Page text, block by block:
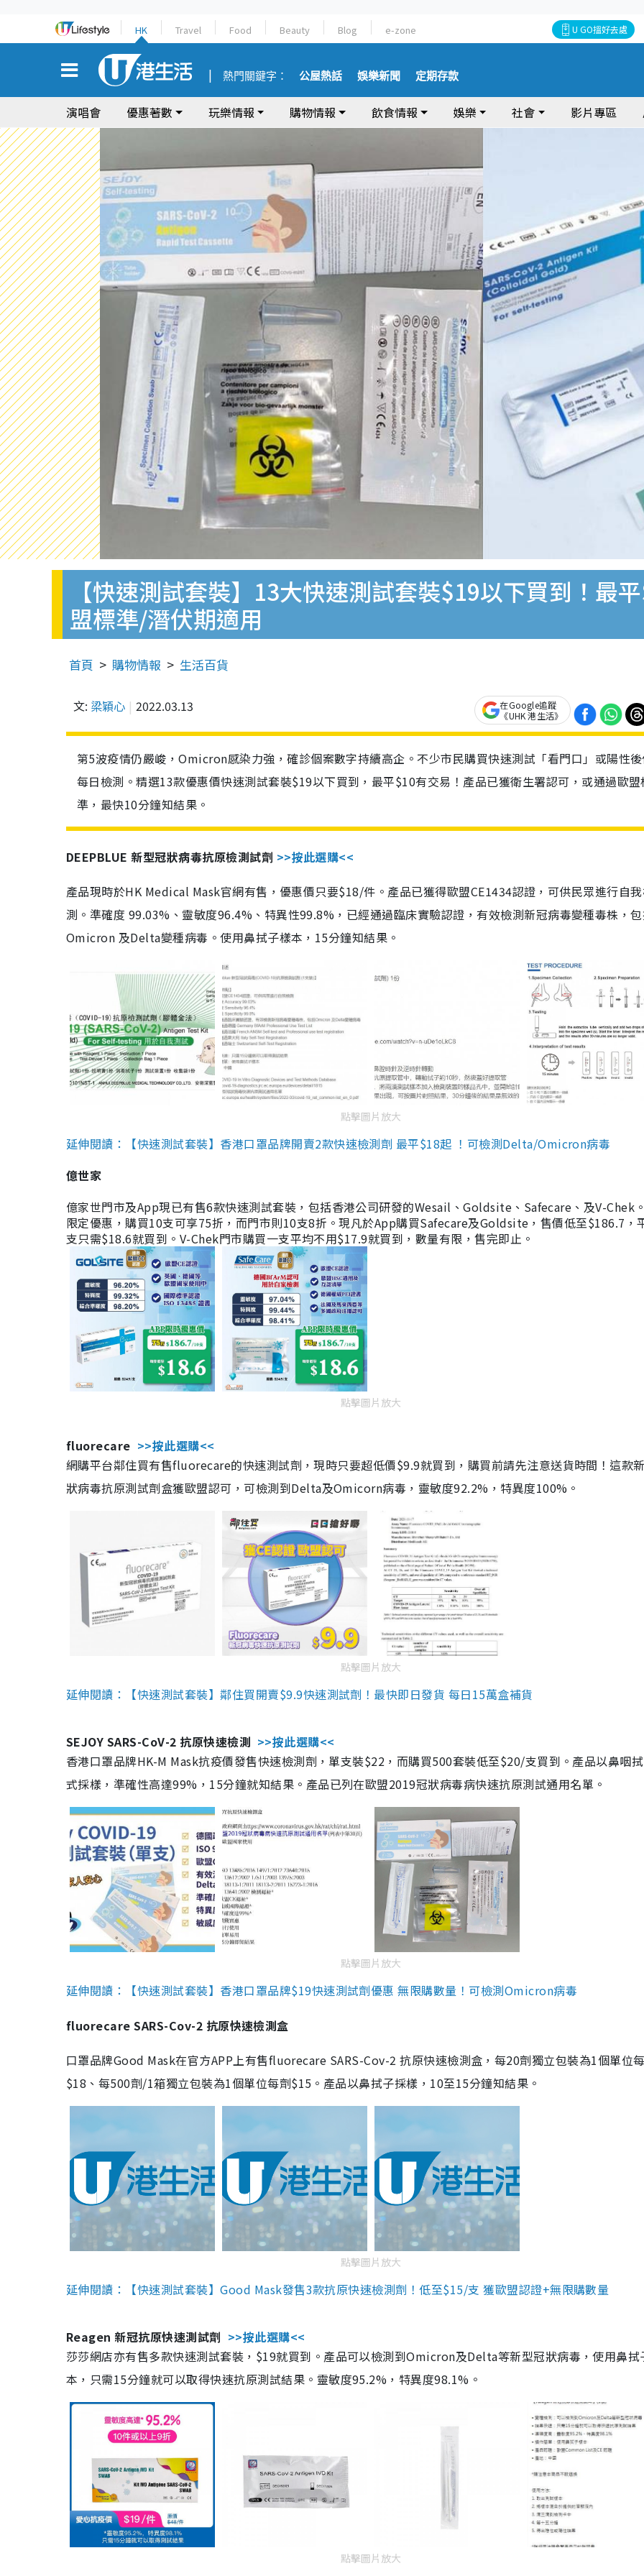
HK Travel Food Beauty Blog e-zone U GO搵好去處
熱門關鍵字： 公屋熱話 娛樂新聞 定期存款
演唱會 優惠著數 玩樂情報 購物情報 飲食情報 娛樂 社會 影片專區
【快速測試套裝】13大快速測試套裝$19以下買到！最
盟標準/潛伏期適用
首頁 購物情報 生活百貨
文: 梁穎心 2022.03.13
在Google追蹤
《UHK 港生活》
第5波疫情仍嚴峻，Omicron感染力強，確診個案數字持續高企。不少市民購買快速測試「看門口」或陽性
每日檢測。精選13款優惠價快速測試套裝$19以下買到，最平$10有交易！產品已獲衛生署認可，或通過歐盟
準，最快10分鐘知結果。
DEEPBLUE 新型冠狀病毒抗原檢測試劑 >>按此選購<<
產品現時於HK Medical Mask官網有售，優惠價只要$18/件。產品已獲得歐盟CE1434認證，可供民眾進行自
測。準確度 99.03%、靈敏度96.4%、特異性99.8%，已經通過臨床實驗認證，有效檢測新冠病毒變種毒株，
Omicron 及Delta變種病毒。使用鼻拭子樣本，15分鐘知結果。
點擊圖片放大
延伸閱讀：【快速測試套裝】香港口罩品牌開賣2款快速檢測劑 最平$18起 ！可檢測Delta/Omicron病毒
億世家
億家世門市及App現已有售6款快速測試套裝，包括香港公司研發的Wesail、Goldsite、Safecare、及V-Chek
限定優惠，購買10支可享75折，而門市則10支8折。現凡於App購買Safecare及Goldsite，售價低至$186.7，
支只需$18.6就買到。V-Chek門市購買一支平均不用$17.9就買到，數量有限，售完即止。
點擊圖片放大
fluorecare >>按此選購<<
網購平台鄰住買有售fluorecare的快速測試劑，現時只要超低價$9.9就買到，購買前請先注意送貨時間！這款
狀病毒抗原測試劑盒獲歐盟認可，可檢測到Delta及Omicorn病毒，靈敏度92.2%，特異度100%。
點擊圖片放大
延伸閱讀：【快速測試套裝】鄰住買開賣$9.9快速測試劑！最快即日發貨 每日15萬盒補貨
SEJOY SARS-CoV-2 抗原快速檢測 >>按此選購<<
香港口罩品牌HK-M Mask抗疫價發售快速檢測劑，單支裝$22，而購買500套裝低至$20/支買到。產品以鼻咽
式採樣，準確性高達99%，15分鐘就知結果。產品已列在歐盟2019冠狀病毒病快速抗原測試通用名單。
點擊圖片放大
延伸閱讀：【快速測試套裝】香港口罩品牌$19快速測試劑優惠 無限購數量！可檢測Omicron病毒
fluorecare SARS-Cov-2 抗原快速檢測盒
口罩品牌Good Mask在官方APP上有售fluorecare SARS-Cov-2 抗原快速檢測盒，每20劑獨立包裝為1個單位
$18、每500劑/1箱獨立包裝為1個單位每劑$15。產品以鼻拭子採樣，10至15分鐘知結果。
點擊圖片放大
延伸閱讀：【快速測試套裝】Good Mask發售3款抗原快速檢測劑！低至$15/支 獲歐盟認證+無限購數量
Reagen 新冠抗原快速測試劑 >>按此選購<<
莎莎網店亦有售多款快速測試套裝，$19就買到。產品可以檢測到Omicron及Delta等新型冠狀病毒，使用鼻拭
本，只需15分鐘就可以取得快速抗原測試結果。靈敏度95.2%，特異度98.1%。
點擊圖片放大